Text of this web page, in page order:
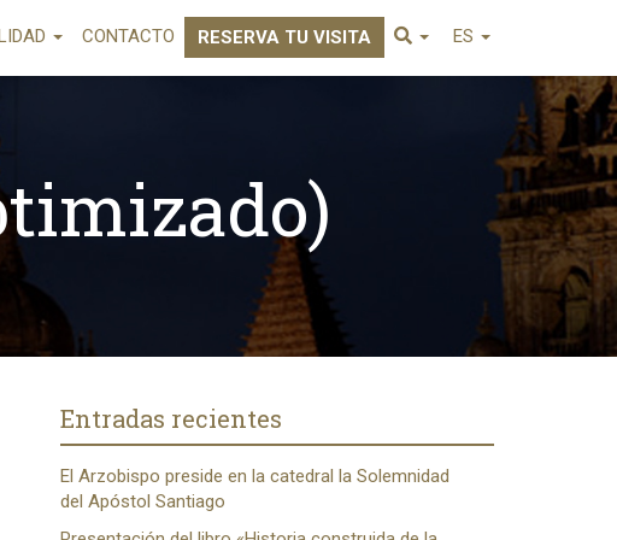
CONTACTO RESERVA TU VISITA ES
Entradas recientes
El Arzobispo preside en la catedral la Solemnidad
del Apóstol Santiago